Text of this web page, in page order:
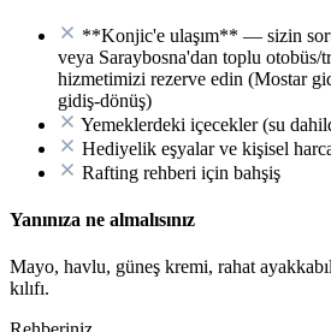
**Konjic'e ulaşım** — sizin
veya Saraybosna'dan toplu otobüs/
hizmetimizi rezerve edin (Mostar
gidiş-dönüş)
Yemeklerdeki içecekler (su
Hediyelik eşyalar ve kişisel
Rafting rehberi için bahşiş
Yanınıza ne almalısınız
Mayo, havlu, güneş kremi, rahat
kılıfı.